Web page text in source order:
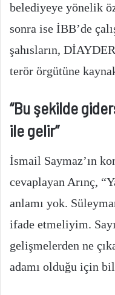
belediyeye yönelik
sonra ise İBB’de
şahısların,
terör örgütüne
“Bu şekilde
ile gelir”
İsmail Saymaz’ın
cevaplayan Arınç,
anlamı yok.
ifade etmeliyim.
gelişmelerden ne
adamı olduğu için